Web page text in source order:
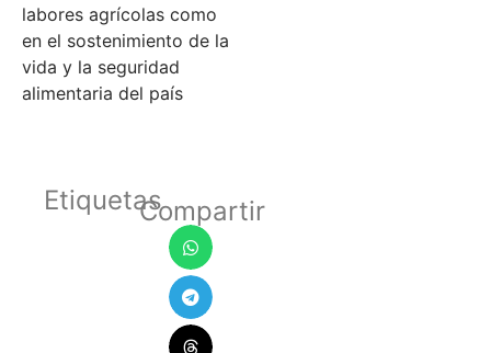
labores agrícolas como
en el sostenimiento de la
vida y la seguridad
alimentaria del país
EtiquetasCompartir